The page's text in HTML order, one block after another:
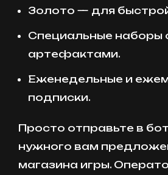
Золото — для
Специальные наборы
артефактами.
Еженедельные и
подписки.
Просто отправьте в
нужного вам
магазина игры.